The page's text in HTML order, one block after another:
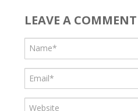
LEAVE A COMMENT